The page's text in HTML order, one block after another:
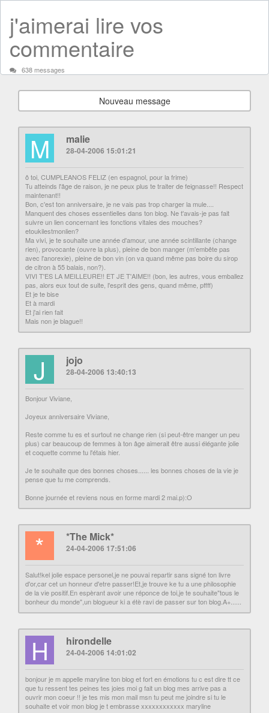
j'aimerai lire vos
commentaire
638 messages
Nouveau message
M malie
28-04-2006 15:01:21
ô toi, CUMPLEANOS FELIZ (en espagnol, pour la frime)
Tu atteinds l'âge de raison, je ne peux plus te traiter de feignasse!! Respect
maintenant!!
Bon, c'est ton anniversaire, je ne vais pas trop charger la mule....
Manquent des choses essentielles dans ton blog. Ne t'avais-je pas fait
suivre un lien concernant les fonctions vitales des mouches?
etoukilestmonlien?
Ma vivi, je te souhaite une année d'amour, une année scintillante (change
rien), provocante (ouvre la plus), pleine de bon manger (m'embête pas
avec l'anorexie), pleine de bon vin (on va quand même pas boire du sirop
de citron à 55 balais, non?).
VIVI T'ES LA MEILLEURE!! ET JE T'AIME!! (bon, les autres, vous emballez
pas, alors eux tout de suite, l'esprit des gens, quand même, pffff)
Et je te bise
Et à mardi
Et j'ai rien fait
Mais non je blague!!
J jojo
28-04-2006 13:40:13
Bonjour Viviane,
Joyeux anniversaire Viviane,
Reste comme tu es et surtout ne change rien (si peut-être manger un peu
plus) car beaucoup de femmes à ton âge aimerait être aussi élégante jolie
et coquette comme tu l'étais hier.
Je te souhaite que des bonnes choses...... les bonnes choses de la vie je
pense que tu me comprends.
Bonne journée et reviens nous en forme mardi 2 mai.p):O
* *The Mick*
24-04-2006 17:51:06
Salut!kel jolie espace personel,je ne pouvai repartir sans signé ton livre
d'or,car cet un honneur d'etre passer!Et,je trouve ke tu a une philosophie
de la vie positif.En espèrant avoir une réponce de toi,je te souhaite"tous le
bonheur du monde",un blogueur ki a étè ravi de passer sur ton blog.A+......
H hirondelle
24-04-2006 14:01:02
bonjour je m appelle maryline ton blog et fort en émotions tu c est dire tt ce
que tu ressent tes peines tes joies moi g fait un blog mes arrive pas a
ouvrir mon coeur !! je tes mis mon mail msn tu peut me joindre si tu le
souhaite et voir mon blog je t embrasse xxxxxxxxxxxx maryline